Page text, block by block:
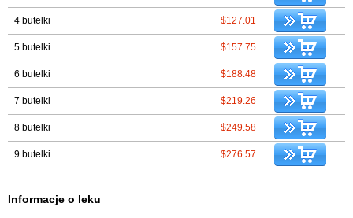
4 butelki $127.01
5 butelki $157.75
6 butelki $188.48
7 butelki $219.26
8 butelki $249.58
9 butelki $276.57
Informacje o leku